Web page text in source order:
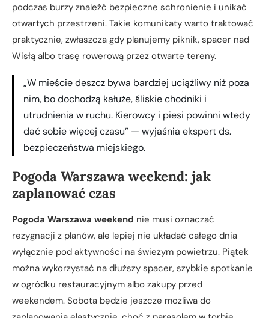
podczas burzy znaleźć bezpieczne schronienie i unikać
otwartych przestrzeni. Takie komunikaty warto traktować
praktycznie, zwłaszcza gdy planujemy piknik, spacer nad
Wisłą albo trasę rowerową przez otwarte tereny.
„W mieście deszcz bywa bardziej uciążliwy niż poza
nim, bo dochodzą kałuże, śliskie chodniki i
utrudnienia w ruchu. Kierowcy i piesi powinni wtedy
dać sobie więcej czasu” — wyjaśnia ekspert ds.
bezpieczeństwa miejskiego.
Pogoda Warszawa weekend: jak
zaplanować czas
Pogoda Warszawa weekend nie musi oznaczać
rezygnacji z planów, ale lepiej nie układać całego dnia
wyłącznie pod aktywności na świeżym powietrzu. Piątek
można wykorzystać na dłuższy spacer, szybkie spotkanie
w ogródku restauracyjnym albo zakupy przed
weekendem. Sobota będzie jeszcze możliwa do